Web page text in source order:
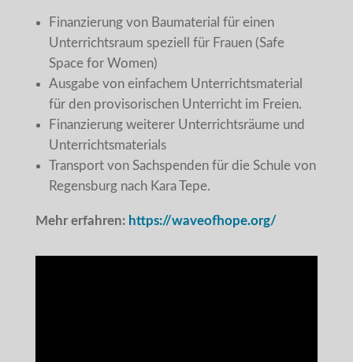
Finanzierung von Baumaterial für einen
Unterrichtsraum speziell für Frauen (Safe
Space for Women)
Ausgabe von einfachem Unterrichtsmaterial
für den provisorischen Unterricht im Freien.
Finanzierung weiterer Unterrichtsräume und
Unterrichtsmaterials
Transport von Sachspenden für die Schule von
Regensburg nach Kara Tepe.
Mehr erfahren: https://waveofhope.org/